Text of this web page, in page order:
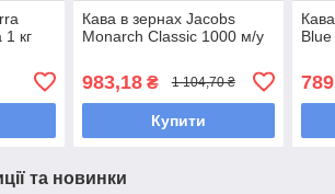
1 кг
Кава в зернах Jacobs
Monarch Classic 1000 м/у
983,18₴ 1 104,70 ₴
Купити
та новинки